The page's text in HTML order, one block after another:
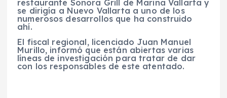
restaurante Sonora Grill de Marina Vallarta y
se dirigía a Nuevo Vallarta a uno de los
numerosos desarrollos que ha construido
ahí.
El fiscal regional, licenciado Juan Manuel
Murillo, informó que están abiertas varias
líneas de investigación para tratar de dar
con los responsables de este atentado.